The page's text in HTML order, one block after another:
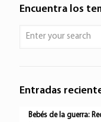
Encuentra los
Entradas
Bebés de la guerra: